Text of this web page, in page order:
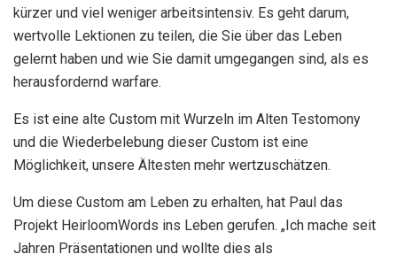
kürzer und viel weniger arbeitsintensiv. Es geht darum,
wertvolle Lektionen zu teilen, die Sie über das Leben
gelernt haben und wie Sie damit umgegangen sind, als es
herausfordernd warfare.
Es ist eine alte Custom mit Wurzeln im Alten Testomony
und die Wiederbelebung dieser Custom ist eine
Möglichkeit, unsere Ältesten mehr wertzuschätzen.
Um diese Custom am Leben zu erhalten, hat Paul das
Projekt HeirloomWords ins Leben gerufen. „Ich mache seit
Jahren Präsentationen und wollte dies als